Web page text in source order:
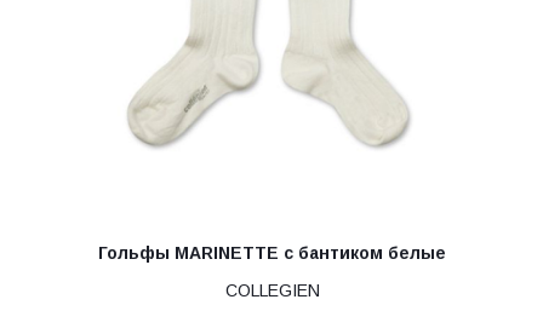
Гольфы MARINETTE с бантиком белые
COLLEGIEN